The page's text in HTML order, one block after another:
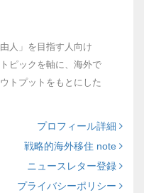
人」を目指す人向け
ピックを軸に、海外で
トプットをもとにした
プロフィール詳細
戦略的海外移住 note
ニュースレター登録
プライバシーポリシー